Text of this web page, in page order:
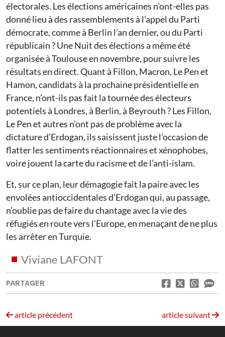
électorales. Les élections américaines n’ont-elles pas
donné lieu à des rassemblements à l’appel du Parti
démocrate, comme à Berlin l’an dernier, ou du Parti
républicain ? Une Nuit des élections a même été
organisée à Toulouse en novembre, pour suivre les
résultats en direct. Quant à Fillon, Macron, Le Pen et
Hamon, candidats à la prochaine présidentielle en
France, n’ont-ils pas fait la tournée des électeurs
potentiels à Londres, à Berlin, à Beyrouth ? Les Fillon,
Le Pen et autres n’ont pas de problème avec la
dictature d’Erdogan, ils saisissent juste l’occasion de
flatter les sentiments réactionnaires et xénophobes,
voire jouent la carte du racisme et de l’anti-islam.
Et, sur ce plan, leur démagogie fait la paire avec les
envolées antioccidentales d’Erdogan qui, au passage,
n’oublie pas de faire du chantage avec la vie des
réfugiés en route vers l’Europe, en menaçant de ne plus
les arrêter en Turquie.
Viviane LAFONT
PARTAGER
article précédent article suivant